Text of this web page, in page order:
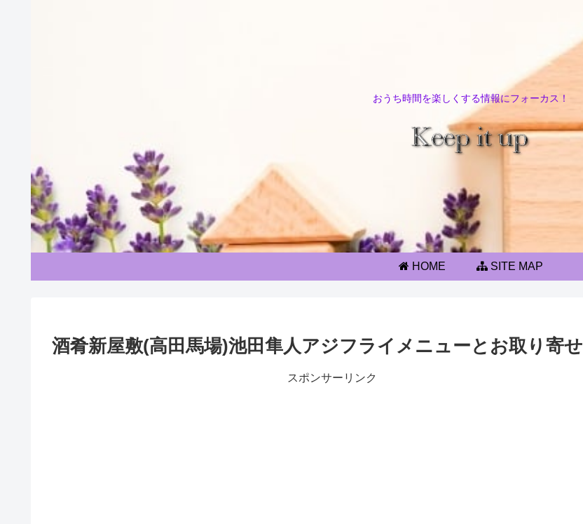
おうち時間を楽しくする情報にフォーカス！
HOME SITE MAP
酒肴新屋敷(高田馬場)池田隼人アジフライメニューとお取り寄せ
スポンサーリンク